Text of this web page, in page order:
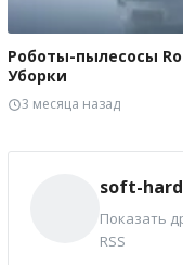
Роботы-пылесосы
Уборки
3 месяца назад
soft-hard
Показать
RSS